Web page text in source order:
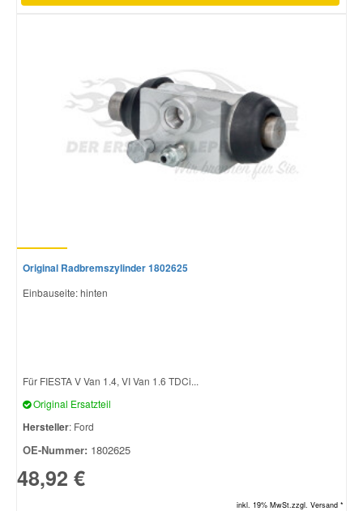
Original Radbremszylinder 1802625
Einbauseite: hinten
Für FIESTA V Van 1.4, VI Van 1.6 TDCi...
Original Ersatzteil
Hersteller: Ford
OE-Nummer: 1802625
48,92 €
inkl. 19% MwSt.zzgl. Versand *